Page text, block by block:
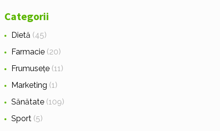
Categorii
Dietă (45)
Farmacie(20)
Frumusețe(11)
Marketing (1)
Sănătate(109)
Sport(5)